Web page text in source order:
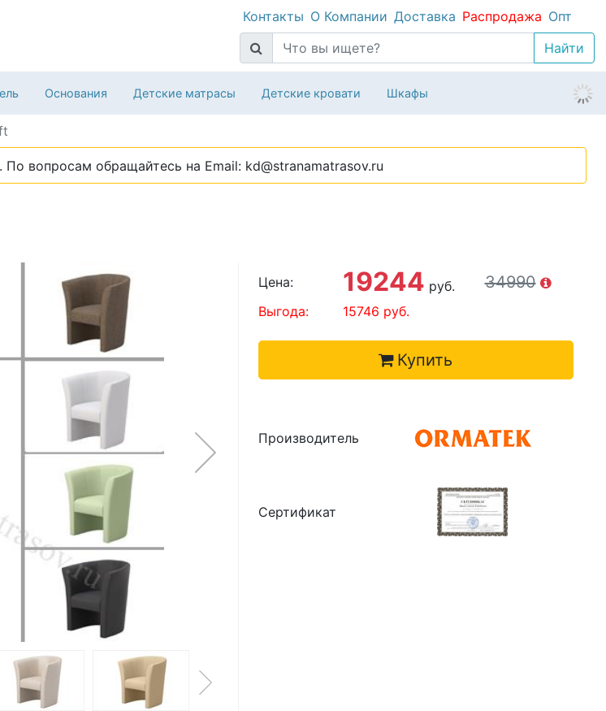
Контакты О Компании Доставка Распродажа Опт
Основания Детские матрасы Детские кровати Шкафы
вопросам обращайтесь на Email: kd@stranamatrasov.ru
Цена: 19244 руб. 34990
Выгода: 15746 руб.
Купить
Производитель
Сертификат